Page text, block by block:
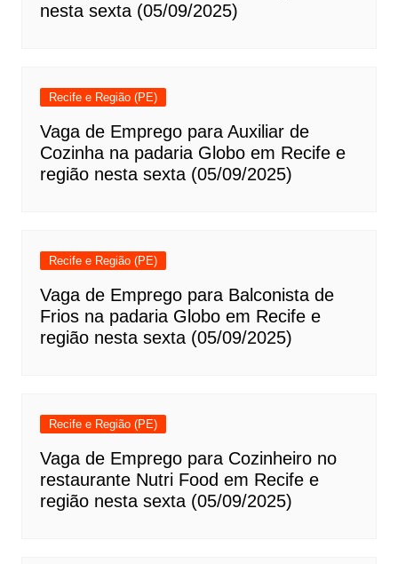
nesta sexta (05/09/2025)
Recife e Região (PE)
Vaga de Emprego para Auxiliar de
Cozinha na padaria Globo em Recife e
região nesta sexta (05/09/2025)
Recife e Região (PE)
Vaga de Emprego para Balconista de
Frios na padaria Globo em Recife e
região nesta sexta (05/09/2025)
Recife e Região (PE)
Vaga de Emprego para Cozinheiro no
restaurante Nutri Food em Recife e
região nesta sexta (05/09/2025)